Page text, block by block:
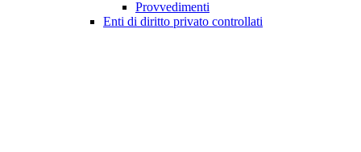
Provvedimenti
Enti di diritto privato controllati